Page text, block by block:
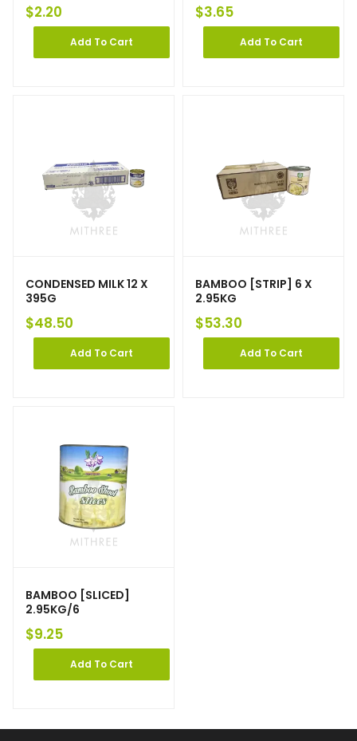
$2.20
Add To Cart
$3.65
Add To Cart
CONDENSED MILK 12 X
395G
$48.50
Add To Cart
BAMBOO [STRIP] 6 X
2.95KG
$53.30
Add To Cart
BAMBOO [SLICED]
2.95KG/6
$9.25
Add To Cart